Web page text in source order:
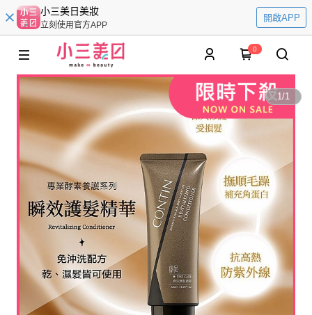
小三美日美妝
立刻使用官方APP
開啟APP
0
1/1